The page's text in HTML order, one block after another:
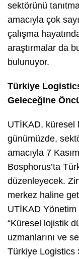
sektörünü
amacıyla çok
çalışma
araştırmalar da
bulunuyor.
Türkiye
Geleceğine
UTİKAD, küresel
günümüzde,
amacıyla 7
Bosphorus’ta
düzenleyecek.
merkez haline
UTİKAD Yönetim
“Küresel lojistik
uzmanlarını ve
Türkiye Logistics